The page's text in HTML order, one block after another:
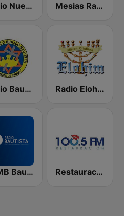
Radio Nueva Jerusalem Mesias Radio 99.3 FM
Radio Bautista Global 89.7 FM Radio Elohim
YSMB Bautista 89.7 FM Restauración 100.5 FM